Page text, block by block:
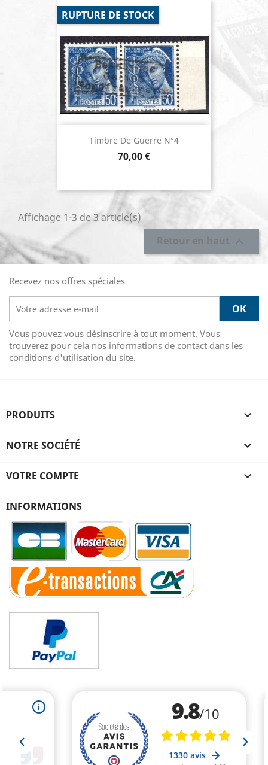
Timbre De Guerre N°4
Prix
70,00 €
RUPTURE DE STOCK
Affichage 1-3 de 3 article(s)
Retour en haut 
Recevez nos offres spéciales
Vous pouvez vous désinscrire à tout moment. Vous
trouverez pour cela nos informations de contact dans les
conditions d'utilisation du site.
PRODUITS 
NOTRE SOCIÉTÉ 
VOTRE COMPTE 
INFORMATIONS